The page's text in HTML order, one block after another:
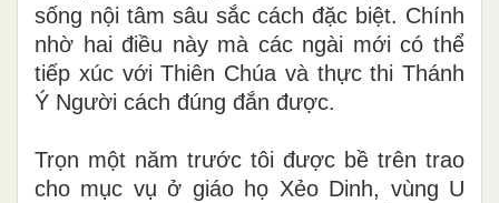
sống nội tâm sâu sắc cách đặc biệt. Chính
nhờ hai điều này mà các ngài mới có thể
tiếp xúc với Thiên Chúa và thực thi Thánh
Ý Người cách đúng đắn được.
Trọn một năm trước tôi được bề trên trao
cho mục vụ ở giáo họ Xẻo Dinh, vùng U